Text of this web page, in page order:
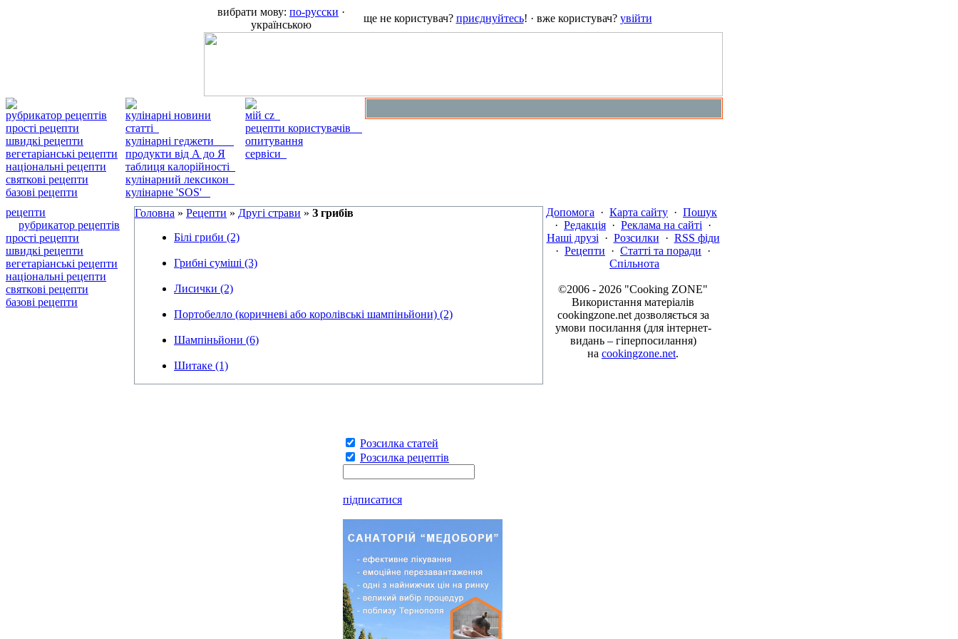
вибрати мову: по-русски ·
українською
ще не користувач? приєднуйтесь! · вже користувач? увійти
рубрикатор рецептів
прості рецепти
швидкі рецепти
вегетаріанські рецепти
національні рецепти
святкові рецепти
базові рецепти
кулінарні новини
статті
кулінарні геджети
продукти від А до Я
таблиця калорійності
кулінарний лексикон
кулінарне 'SOS'
мій cz
рецепти користувачів
опитування
сервіси
рецепти
рубрикатор рецептів
прості рецепти
швидкі рецепти
вегетаріанські рецепти
національні рецепти
святкові рецепти
базові рецепти
Головна » Рецепти » Другі страви » З грибів
Білі гриби (2)
Грибні суміші (3)
Лисички (2)
Портобелло (коричневі або королівські шампіньйони) (2)
Шампіньйони (6)
Шитаке (1)
Розсилка статей
Розсилка рецептів
підписатися
Взнати детальніше
Допомога · Карта сайту · Пошук
· Редакція · Реклама на сайті ·
Наші друзі · Розсилки · RSS фіди
· Рецепти · Статті та поради ·
Спільнота
©2006 - 2026 "Cooking ZONE"
Використання матеріалів
cookingzone.net дозволяється за
умови посилання (для інтернет-
видань – гіперпосилання)
на cookingzone.net.